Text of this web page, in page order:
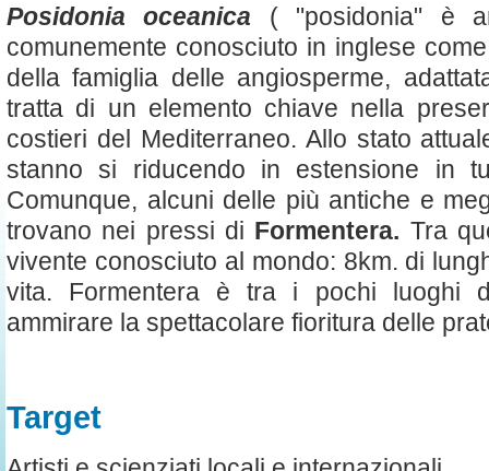
Posidonia oceanica ( "posidonia" è
comunemente conosciuto in inglese
della famiglia delle angiosperme,
tratta di un elemento chiave nella
costieri del Mediterraneo. Allo stato
stanno si riducendo in estensione in
Comunque, alcuni delle più antiche e
trovano nei pressi di Formentera. Tra
vivente conosciuto al mondo: 8km. di
vita. Formentera è tra i pochi luoghi
ammirare la spettacolare fioritura delle
Target